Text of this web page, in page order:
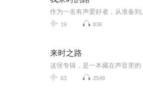
19 836
来时之路
63 2548